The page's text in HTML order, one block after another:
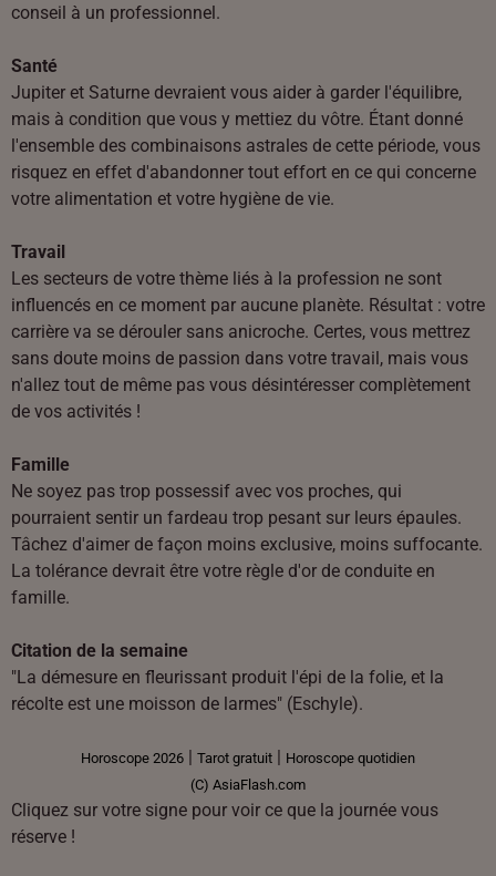
conseil à un professionnel.
Santé
Jupiter et Saturne devraient vous aider à garder l'équilibre,
mais à condition que vous y mettiez du vôtre. Étant donné
l'ensemble des combinaisons astrales de cette période, vous
risquez en effet d'abandonner tout effort en ce qui concerne
votre alimentation et votre hygiène de vie.
Travail
Les secteurs de votre thème liés à la profession ne sont
influencés en ce moment par aucune planète. Résultat : votre
carrière va se dérouler sans anicroche. Certes, vous mettrez
sans doute moins de passion dans votre travail, mais vous
n'allez tout de même pas vous désintéresser complètement
de vos activités !
Famille
Ne soyez pas trop possessif avec vos proches, qui
pourraient sentir un fardeau trop pesant sur leurs épaules.
Tâchez d'aimer de façon moins exclusive, moins suffocante.
La tolérance devrait être votre règle d'or de conduite en
famille.
Citation de la semaine
"La démesure en fleurissant produit l'épi de la folie, et la
récolte est une moisson de larmes" (Eschyle).
Horoscope 2026 | Tarot gratuit | Horoscope quotidien
(C) AsiaFlash.com
Cliquez sur votre signe pour voir ce que la journée vous
réserve !